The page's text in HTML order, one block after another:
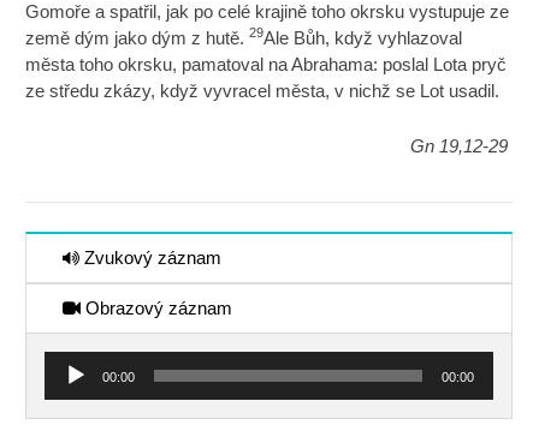
Gomoře a spatřil, jak po celé krajině toho okrsku vystupuje ze
země dým jako dým z hutě.29Ale Bůh, když vyhlazoval
města toho okrsku, pamatoval na Abrahama: poslal Lota pryč
ze středu zkázy, když vyvracel města, v nichž se Lot usadil.
Gn 19,12-29
Zvukový záznam
Obrazový záznam
Audio
přehrávač
00:00 00:00